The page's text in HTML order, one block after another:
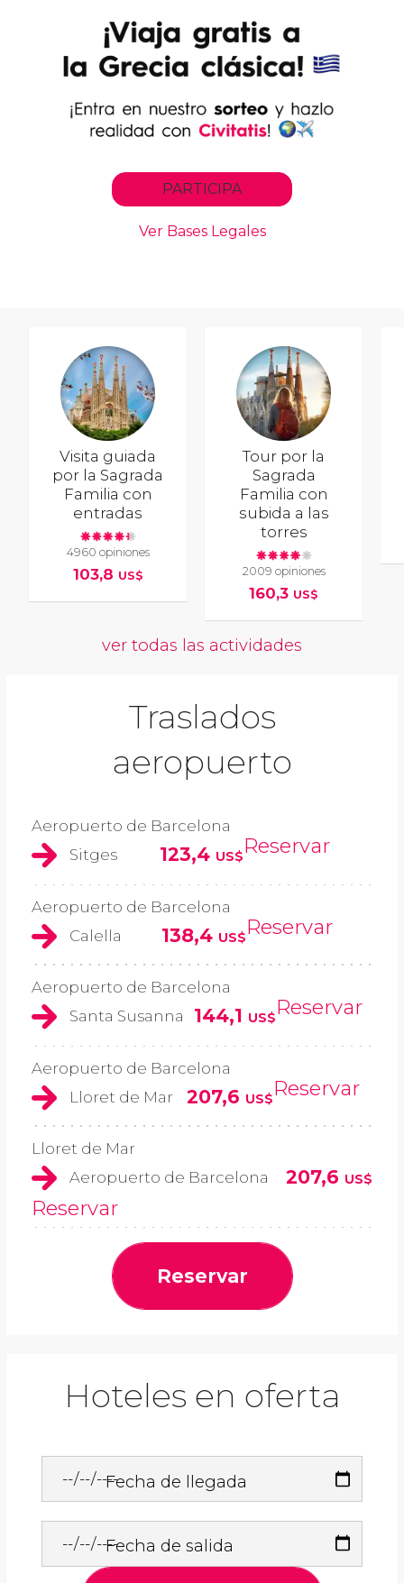
Visita guiada
por la Sagrada
Familia con
entradas
4960 opiniones
103,8 US$
Tour por la
Sagrada
Familia con
subida a las
torres
2009 opiniones
160,3 US$
ver todas las actividades
Traslados
aeropuerto
Aeropuerto de Barcelona
Sitges
123,4 US$Reservar
Aeropuerto de Barcelona
Calella
138,4 US$Reservar
Aeropuerto de Barcelona
Santa Susanna
144,1 US$Reservar
Aeropuerto de Barcelona
Lloret de Mar
207,6 US$Reservar
Lloret de Mar
Aeropuerto de Barcelona
207,6 US$
Reservar
Reservar
Hoteles en oferta
Fecha de llegada
Fecha de salida